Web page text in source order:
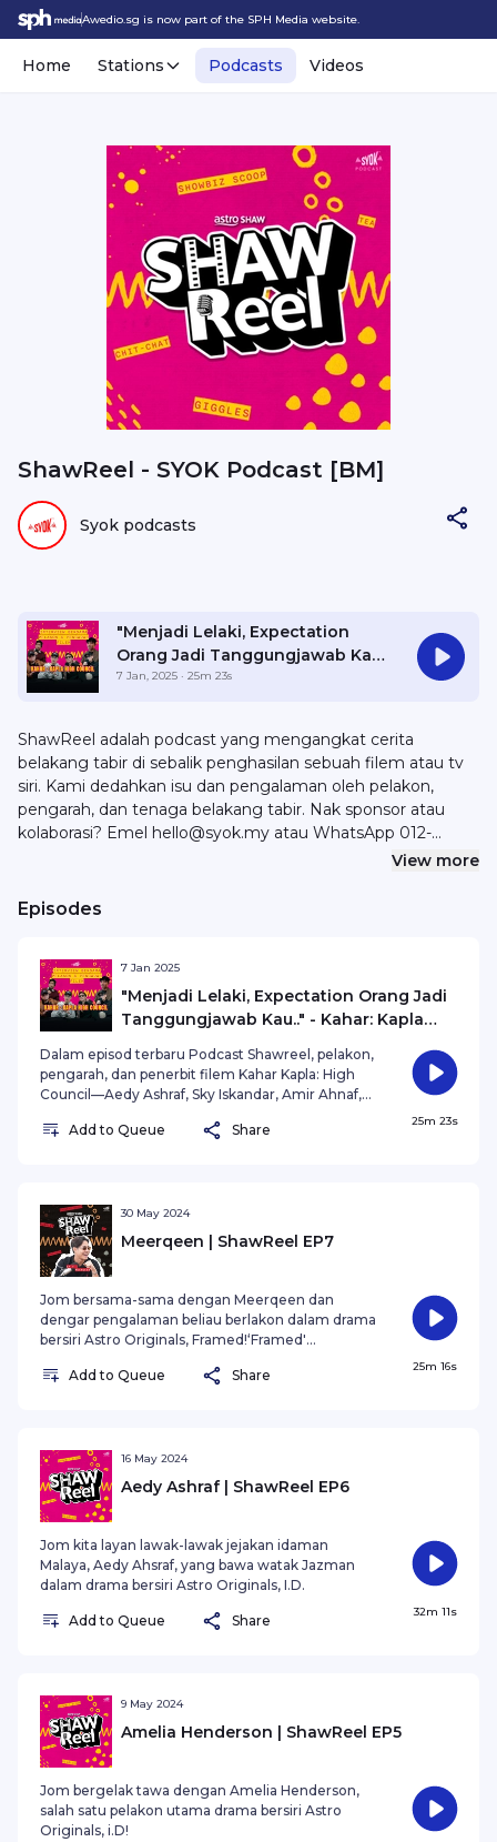
Awedio.sg is now part of the SPH Media website.
Home Stations Podcasts Videos
ShawReel - SYOK Podcast [BM]
Syok podcasts
"Menjadi Lelaki, Expectation
Orang Jadi Tanggungjawab Kau.."
- Kahar: Kapla High Council l
7 Jan, 2025 · 25m 23s
ShawReel adalah podcast yang mengangkat cerita
belakang tabir di sebalik penghasilan sebuah filem atau tv
siri. Kami dedahkan isu dan pengalaman oleh pelakon,
pengarah, dan tenaga belakang tabir. Nak sponsor atau
kolaborasi? Emel hello@syok.my atau WhatsApp 012-
View more
Episodes
7 Jan 2025
"Menjadi Lelaki, Expectation Orang Jadi
Tanggungjawab Kau.." - Kahar: Kapla
Dalam episod terbaru Podcast Shawreel, pelakon,
pengarah, dan penerbit filem Kahar Kapla: High
Council—Aedy Ashraf, Sky Iskandar, Amir Ahnaf,
dalam mencipta filem yang telah mencuri
bagaimana filem ini bukan sahaja berjaya
memikat penonton, tetapi juga mengeratkan lagi
hubungan persahabatan mereka.
Add to Queue Share
25m 23s
30 May 2024
Meerqeen | ShawReel EP7
Jom bersama-sama dengan Meerqeen dan
dengar pengalaman beliau berlakon dalam drama
bersiri Astro Originals, Framed!‘Framed'
Shaw dengan kerjasama Independent Pictures.
Add to Queue Share
25m 16s
16 May 2024
Aedy Ashraf | ShawReel EP6
Jom kita layan lawak-lawak jejakan idaman
Malaya, Aedy Ahsraf, yang bawa watak Jazman
dalam drama bersiri Astro Originals, I.D.
Add to Queue Share
32m 11s
9 May 2024
Amelia Henderson | ShawReel EP5
Jom bergelak tawa dengan Amelia Henderson,
salah satu pelakon utama drama bersiri Astro
Originals, i.D!